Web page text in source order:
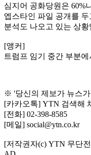
심지어 공화당원은 60%
엡스타인 파일 공개를
분석도 나오고 있는 상황
[앵커]
트럼프 임기 중간 부분
※ '당신의 제보가 뉴스
[카카오톡] YTN 검색해
[전화] 02-398-8585
[메일] social@ytn.co.kr
[저작권자(c) YTN 무단